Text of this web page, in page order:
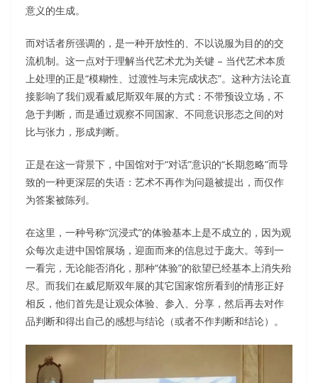
意义的生成。
而对话者所强调的，是一种开放性的、不以说服为目的的交
流机制。这一点对于理解当代艺术尤为关键 – 当代艺术本质
上处理的正是“模糊性、过渡性与未完成状态”。这种方法论直
接影响了我们观看威尼斯双年展的方式：不带预设立场，不
急于判断，而是通过观察不同国家、不同意识形态之间的对
比与张力，形成判断。
正是在这一背景下，中国馆对于“对话”意识的“长期忽略”而导
致的一种更深层的失语：艺术不再作为问题被提出，而仅作
为答案被陈列。
在这里，一种号称“沉浸式”的体验基本上是不成立的，因为观
众每次走进中国馆展场，迎面而来的信息过于庞大。等到一
一看完，无论能否消化，那种“体验”的欲望已经基本上消失殆
尽。而我们在威尼斯双年展的其它国家馆所看到的情形正好
相反，他们首先是让观众体验、参入、分享，然后再去对作
品判断和得出自己的感想与结论（或者不作判断和结论）。